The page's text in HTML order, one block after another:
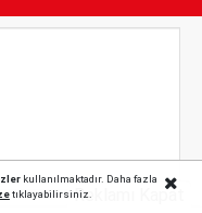
kullanılmaktadır. Daha fazla
tıklayabilirsiniz.Reklamı Kapat